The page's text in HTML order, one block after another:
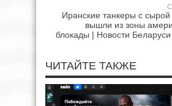
Иранские танкеры с
вышли из зоны
блокады | Новости
ЧИТАЙТЕ ТАКЖЕ